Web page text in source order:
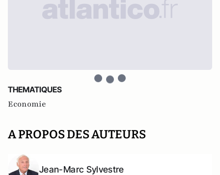
THEMATIQUES
Economie
A PROPOS DES AUTEURS
Jean-Marc Sylvestre